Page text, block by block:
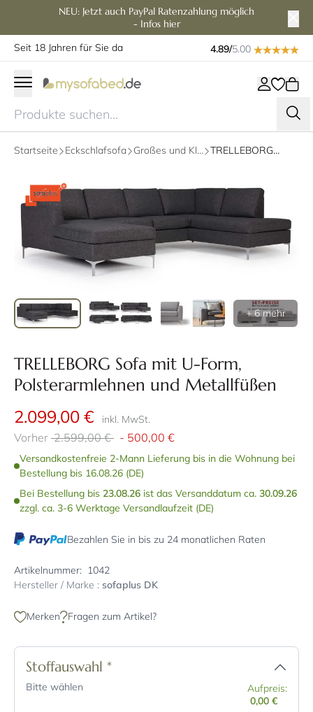
NEU: Jetzt auch PayPal Ratenzahlung möglich
- Infos hier
Seit 18 Jahren für Sie da
4.89/5.00
Startseite Eckschlafsofa Großes und Kleines Ecksofa TRELLEBORG Sofa mit U-Form, Polsterarmlehnen und Metallfüßen
+ 6 mehr
TRELLEBORG Sofa mit U-Form,
Polsterarmlehnen und Metallfüßen
2.099,00 €
inkl. MwSt.
Vorher 2.599,00 € - 500,00 €
Versandkostenfreie 2-Mann Lieferung bis in die Wohnung bei
Bestellung bis 16.08.26 (DE)
Bei Bestellung bis 23.08.26 ist das Versanddatum ca. 30.09.26
zzgl. ca. 3-6 Werktage Versandlaufzeit (DE)
Bezahlen Sie in bis zu 24 monatlichen Raten
Artikelnummer: 1042
Hersteller / Marke : sofaplus DK
Merken Fragen zum Artikel?
Stoffauswahl *
Bitte wählen
Aufpreis:
0,00 €